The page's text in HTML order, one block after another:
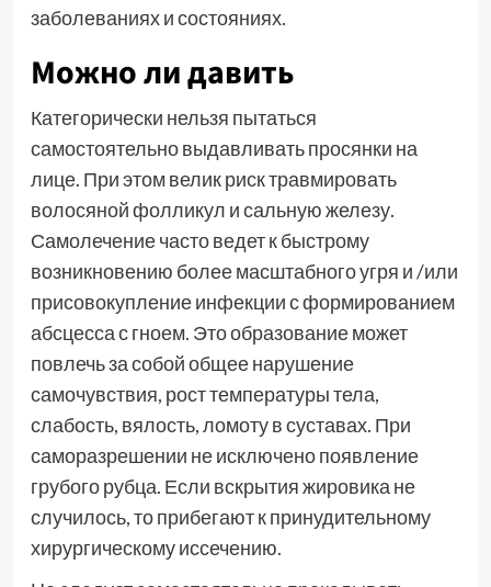
заболеваниях и состояниях.
Можно ли давить
Категорически нельзя пытаться
самостоятельно выдавливать просянки на
лице. При этом велик риск травмировать
волосяной фолликул и сальную железу.
Самолечение часто ведет к быстрому
возникновению более масштабного угря и /или
присовокупление инфекции с формированием
абсцесса с гноем. Это образование может
повлечь за собой общее нарушение
самочувствия, рост температуры тела,
слабость, вялость, ломоту в суставах. При
саморазрешении не исключено появление
грубого рубца. Если вскрытия жировика не
случилось, то прибегают к принудительному
хирургическому иссечению.